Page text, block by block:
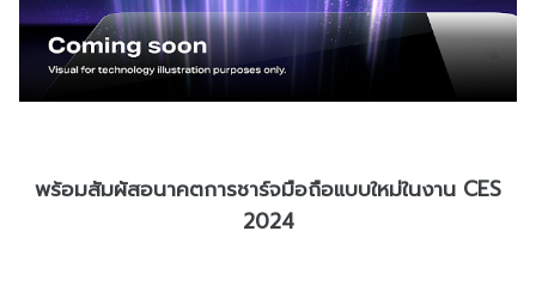
พร้อมสัมผัสอนาคตการชาร์จมือถือแบบใหม่ในงาน CES
2024